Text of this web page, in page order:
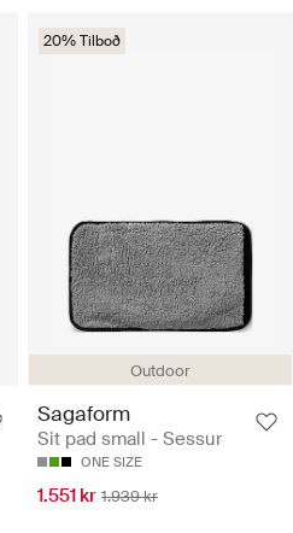
Outdoor
20% Tilboð
Sagaform
Sit pad small - Sessur
ONE SIZE
1.551 kr 1.939 kr